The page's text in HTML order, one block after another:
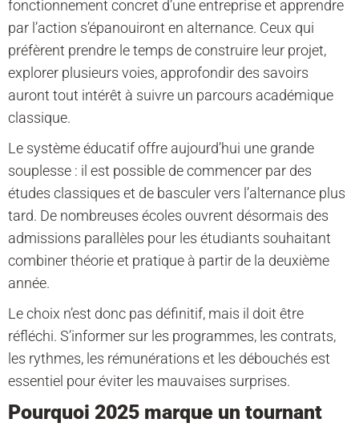
fonctionnement concret d’une entreprise et apprendre
par l’action s’épanouiront en alternance. Ceux qui
préfèrent prendre le temps de construire leur projet,
explorer plusieurs voies, approfondir des savoirs
auront tout intérêt à suivre un parcours académique
classique.
Le système éducatif offre aujourd’hui une grande
souplesse : il est possible de commencer par des
études classiques et de basculer vers l’alternance plus
tard. De nombreuses écoles ouvrent désormais des
admissions parallèles pour les étudiants souhaitant
combiner théorie et pratique à partir de la deuxième
année.
Le choix n’est donc pas définitif, mais il doit être
réfléchi. S’informer sur les programmes, les contrats,
les rythmes, les rémunérations et les débouchés est
essentiel pour éviter les mauvaises surprises.
Pourquoi 2025 marque un tournant